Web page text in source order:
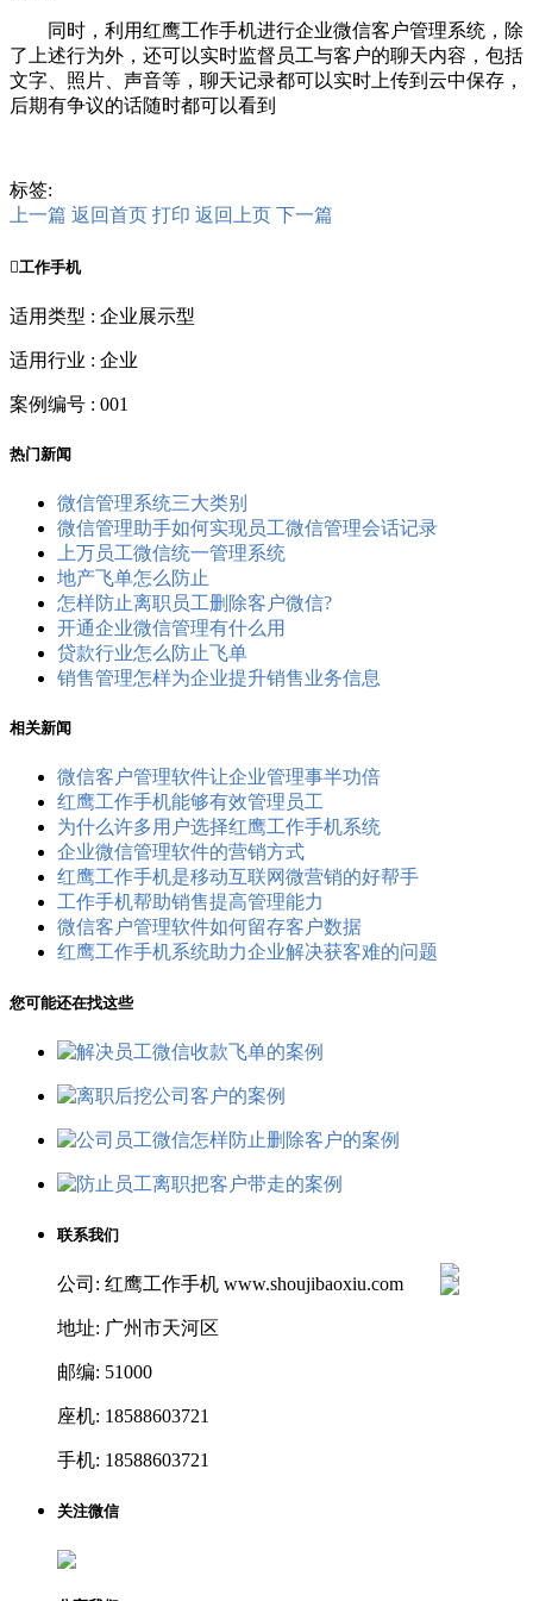
同时，利用红鹰工作手机进行企业微信客户管理系统，除
了上述行为外，还可以实时监督员工与客户的聊天内容，包括
文字、照片、声音等，聊天记录都可以实时上传到云中保存，
后期有争议的话随时都可以看到
标签:
上一篇 返回首页 打印 返回上页 下一篇
工作手机
适用类型 : 企业展示型
适用行业 : 企业
案例编号 : 001
热门新闻
微信管理系统三大类别
微信管理助手如何实现员工微信管理会话记录
上万员工微信统一管理系统
地产飞单怎么防止
怎样防止离职员工删除客户微信?
开通企业微信管理有什么用
贷款行业怎么防止飞单
销售管理怎样为企业提升销售业务信息
相关新闻
微信客户管理软件让企业管理事半功倍
红鹰工作手机能够有效管理员工
为什么许多用户选择红鹰工作手机系统
企业微信管理软件的营销方式
红鹰工作手机是移动互联网微营销的好帮手
工作手机帮助销售提高管理能力
微信客户管理软件如何留存客户数据
红鹰工作手机系统助力企业解决获客难的问题
您可能还在找这些
联系我们
公司: 红鹰工作手机 www.shoujibaoxiu.com
地址: 广州市天河区
邮编: 51000
座机: 18588603721
手机: 18588603721
关注微信